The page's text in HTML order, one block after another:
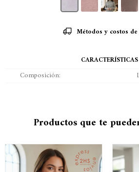
Métodos y costos
CARACTERÍSTICAS
Composición
Productos que te